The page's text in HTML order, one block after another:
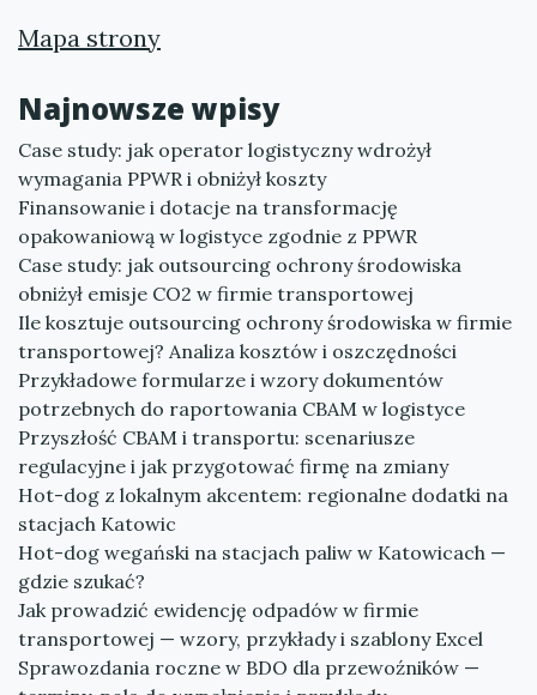
Mapa strony
Najnowsze wpisy
Case study: jak operator logistyczny wdrożył
wymagania PPWR i obniżył koszty
Finansowanie i dotacje na transformację
opakowaniową w logistyce zgodnie z PPWR
Case study: jak outsourcing ochrony środowiska
obniżył emisje CO2 w firmie transportowej
Ile kosztuje outsourcing ochrony środowiska w firmie
transportowej? Analiza kosztów i oszczędności
Przykładowe formularze i wzory dokumentów
potrzebnych do raportowania CBAM w logistyce
Przyszłość CBAM i transportu: scenariusze
regulacyjne i jak przygotować firmę na zmiany
Hot-dog z lokalnym akcentem: regionalne dodatki na
stacjach Katowic
Hot-dog wegański na stacjach paliw w Katowicach —
gdzie szukać?
Jak prowadzić ewidencję odpadów w firmie
transportowej — wzory, przykłady i szablony Excel
Sprawozdania roczne w BDO dla przewoźników —